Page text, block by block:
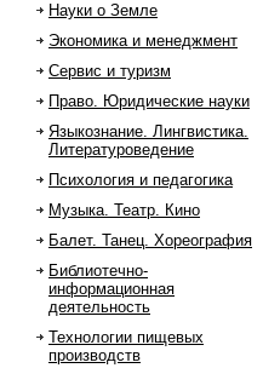
Науки о Земле
Экономика и менеджмент
Сервис и туризм
Право. Юридические науки
Языкознание. Лингвистика.
Литературоведение
Психология и педагогика
Музыка. Театр. Кино
Балет. Танец. Хореография
Библиотечно-
информационная
деятельность
Технологии пищевых
производств